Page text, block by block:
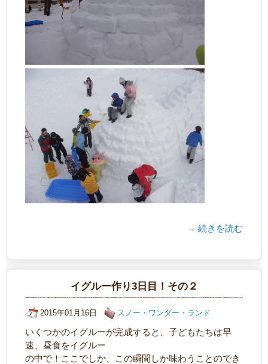
→ 続きを読む
イグルー作り3日目！その２
2015年01月16日 スノー・ワンダー・ランド
いくつかのイグルーが完成すると、子どもたちは早
速、昼食をイグルー
の中で！ここでしか、この瞬間しか味わうことのでき